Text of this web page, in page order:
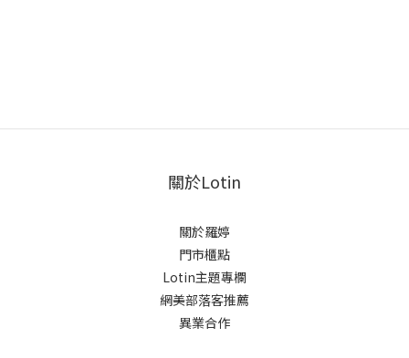
關於Lotin
關於羅婷
門市櫃點
Lotin主題專欄
網美部落客推薦
異業合作